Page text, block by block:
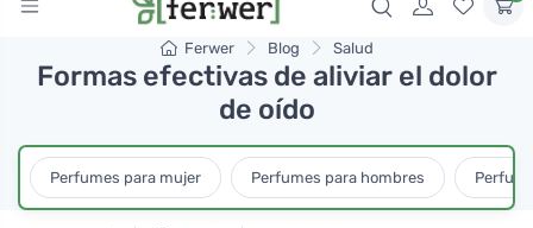
Ferwer Blog Salud
Formas efectivas de aliviar el dolor
de oído
Perfumes para mujer Perfumes para hombres